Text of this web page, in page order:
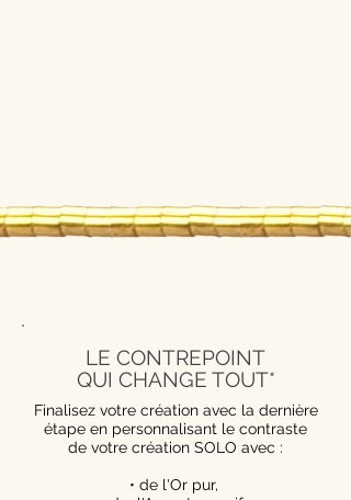
LE CONTREPOINT
QUI CHANGE TOUT*
Finalisez votre création avec la dernière
étape en personnalisant le contraste
de votre création SOLO avec :
• de l'Or pur,